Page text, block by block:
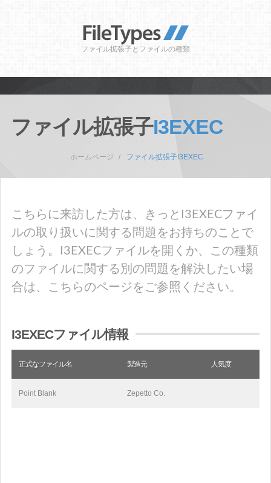
ファイル拡張子とファイルの種類
ファイル拡張子I3EXEC
ホームページ ファイル拡張子I3EXEC
こちらに来訪した方は、きっとI3EXECファイ
ルの取り扱いに関する問題をお持ちのことで
しょう。I3EXECファイルを開くか、この種類
のファイルに関する別の問題を解決したい場
合は、こちらのページをご参照ください。
I3EXECファイル情報
正式なファイル名 製造元 人気度
Point Blank Zepetto Co.